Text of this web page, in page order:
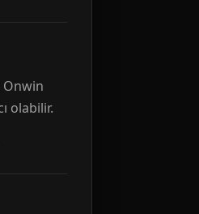
Onwin
olabilir.